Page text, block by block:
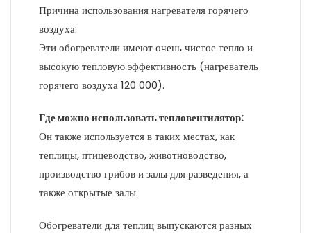
Причина использования нагревателя горячего
воздуха:
Эти обогреватели имеют очень чистое тепло и
высокую тепловую эффективность (нагреватель
горячего воздуха 120 000).
Где можно использовать тепловентилятор:
Он также используется в таких местах, как
теплицы, птицеводство, животноводство,
производство грибов и залы для разведения, а
также открытые залы.
Обогреватели для теплиц выпускаются разных